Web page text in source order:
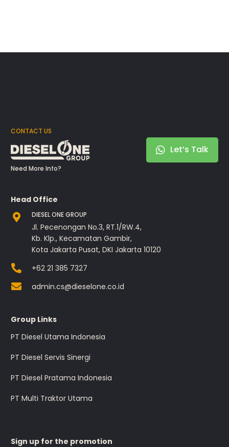
CONTACT US
Need More Info?
Let’s Talk
Head Office
DIESEL ONE GROUP
Jl. Pecenongan No.3, RT.1/RW.4,
Kb. Klp., Kecamatan Gambir,
Kota Jakarta Pusat, DKI Jakarta 10120
+62 21 385 7327
admin.cs@dieselone.co.id
Group Links
PT Diesel Utama Indonesia
PT Diesel Servis Sinergi
PT Diesel Pratama Indonesia
PT Multi Traktor Utama
Sign up for the promotion